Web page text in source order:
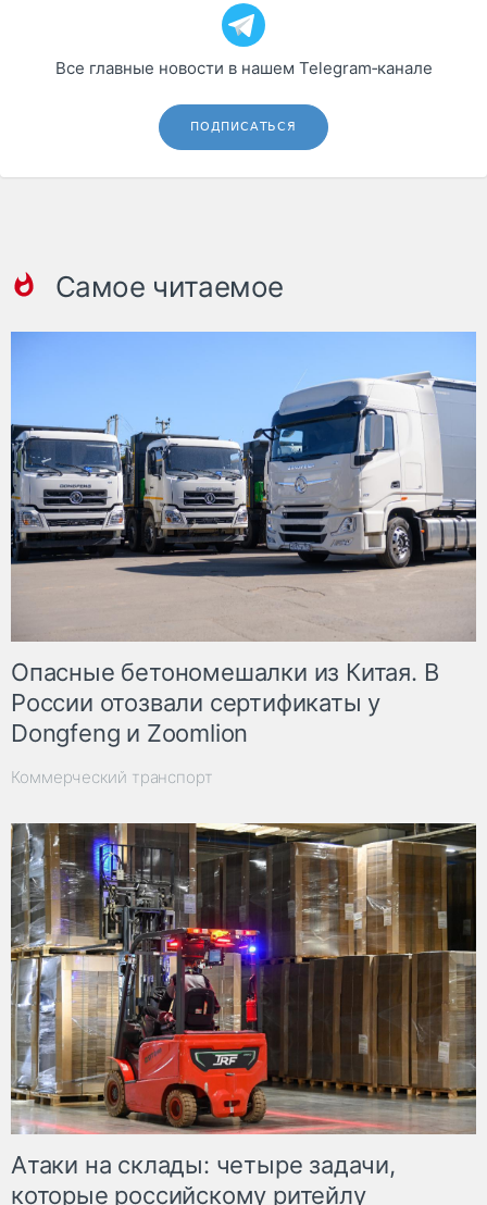
Коммерческий
транспорт
Спецтехника
Автосервис,
запчасти, шины
Дзен
Все главные новости в нашем Telegram‑канале
ПОДПИСАТЬСЯ
Самое читаемое
Опасные бетономешалки из Китая. В
России отозвали сертификаты у
Dongfeng и Zoomlion
Коммерческий транспорт
Атаки на склады: четыре задачи,
которые российскому ритейлу